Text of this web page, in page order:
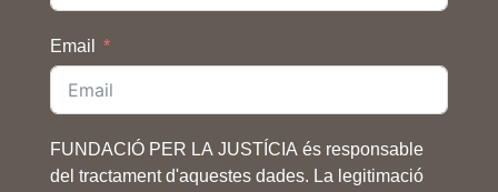
Email
FUNDACIÓ PER LA JUSTÍCIA és responsable
del tractament d'aquestes dades. La legitimació